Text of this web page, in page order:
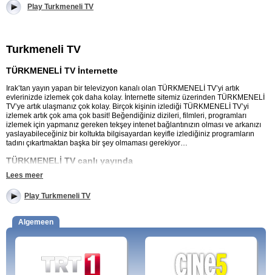
Play Turkmeneli TV
Turkmeneli TV
TÜRKMENELİ TV İnternette
Irak’tan yayın yapan bir televizyon kanalı olan TÜRKMENELİ TV’yi artık
evlerinizde izlemek çok daha kolay. İnternette sitemiz üzerinden TÜRKMENELİ
TV’ye artık ulaşmanız çok kolay. Birçok kişinin izlediği TÜRKMENELİ TV’yi
izlemek artık çok ama çok basit! Beğendiğiniz dizileri, filmleri, programları
izlemek için yapmanız gereken tekşey intenet bağlantınızın olması ve arkanızı
yaslayabileceğiniz bir koltukta bilgisayardan keyifle izlediğiniz programların
tadını çıkartmaktan başka bir şey olmaması gerekiyor…
TÜRKMENELİ TV canlı yayında
“SENDE GİTME”, “BAHAR DALLARI” gibi izlediğiniz dizi ve “AŞIKLARIN
SAZINDAN”, “AYNA”, “KERVAN”, “GÜNDEM IRAK”, “SURİYE TÜRKMENLERİ”,
“HALK MEYDANI”, “ÖNCE SAĞLIK” gibi ve daha birçok programların hangi
saatte yayınlandığını öğrenmek için sitemizden TÜRKMENELİ TV’nin logosuna
tıkladıktan sonra açılacak ekranda yayın akışına gitmeniz gerekiyor. Günlük
yayın akışına kolaylıkla internet üzerinden veya kanalın kendi sitesi üzerinden
baktığınız program, dizi ve filmlerinizi artık internetten ücretsiz olarak sitemiz
üzerinden herhangi bir üyelik gerektirmeden işlem yapıp sevdiğiniz film, dizi ve
programlarınızı izleyebilirsiniz. Sitemiz internetten canlı yayınlanan
TÜRKMENELİ TV sizlerin her an ulaşabileceği bir şekilde günlük, haftalık dizi
ve programlarınızı izlemeniz için evinizi getiriyor. TÜRKMENELİ TV’yi ücretsiz,
Lees meer
Play Turkmeneli TV
Algemeen